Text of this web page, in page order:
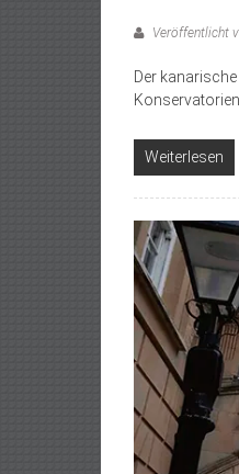
Veröffentlicht
Der
Weiterlesen